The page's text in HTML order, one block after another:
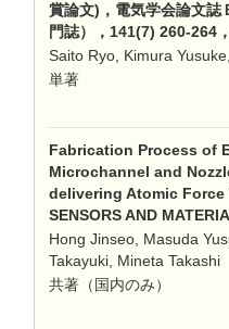
賞論文)，電気学会論文誌
門誌），141(7) 260-264
Saito Ryo, Kimura
単著
Fabrication Process of
Microchannel and
delivering Atomic Force
SENSORS AND
Hong Jinseo, Masuda
Takayuki, Mineta Takashi
共著（国内のみ）